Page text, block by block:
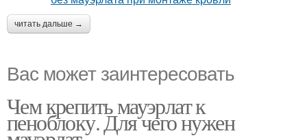
читать дальше →
Вас может заинтересовать
Чем крепить мауэрлат к
пеноблоку. Для чего нужен